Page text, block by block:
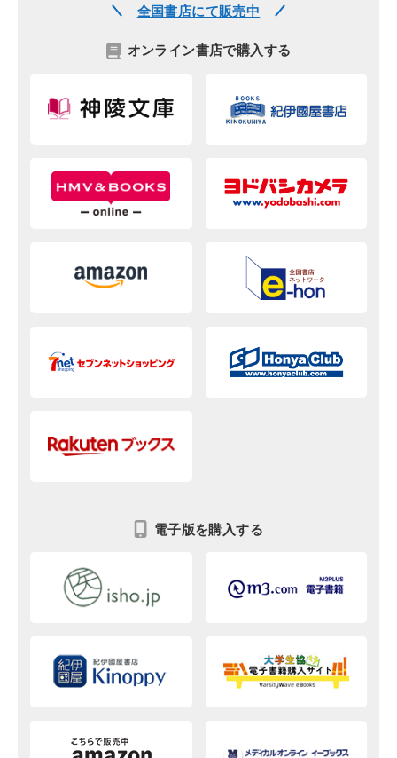
全国書店にて販売中
オンライン書店で購入する
電子版を購入する